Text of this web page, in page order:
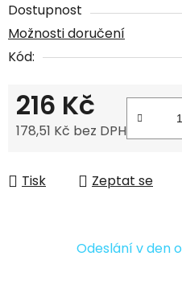
Dostupnost
Možnosti doručení
Kód:
216 Kč
178,51 Kč bez DPH
Tisk Zeptat se
Odeslání v den